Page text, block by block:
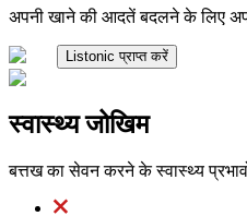
अपनी खाने की आदतें बदलने के लिए
Listonic प्राप्त करें
स्वास्थ्य जोखिम
बत्तख का सेवन करने के स्वास्थ्य